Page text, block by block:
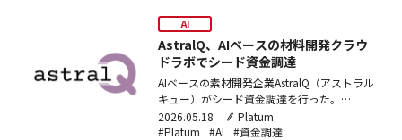
JBInvestment（JBインベストメント）がリ
ー…
AI
AstralQ、AIベースの材料開発クラウ
ドラボでシード資金調達
AIベースの素材開発企業AstralQ（アストラル
キュー）がシード資金調達を行った。
KoreaInvestmentAccelerator（韓国投資アク
セラレータ）、BluepointPartners（ブルー
2026.05.18
Platum
#Platum
#AI #資金調達